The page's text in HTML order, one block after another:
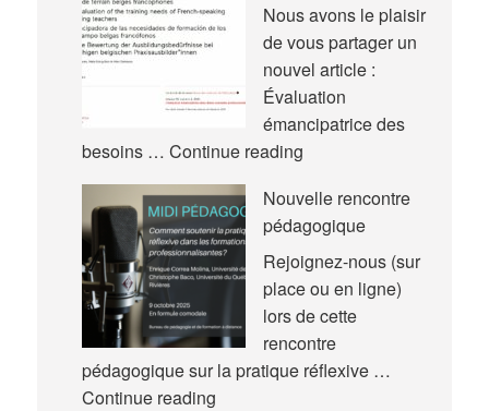
Nous avons le plaisir
de vous partager un
nouvel article :
Évaluation
émancipatrice des
besoins … Continue readingNouvel
Nouvelle rencontre
pédagogique
Rejoignez-nous (sur
place ou en ligne)
lors de cette
rencontre
pédagogique sur la pratique réflexive …
Continue readingNouvelle